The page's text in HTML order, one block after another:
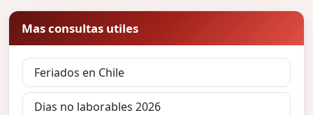
Mas consultas utiles
Feriados en Chile
Dias no laborables 2026